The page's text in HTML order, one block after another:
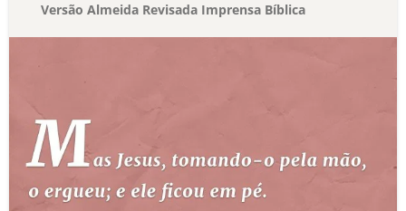
Versão Almeida Revisada Imprensa Bíblica